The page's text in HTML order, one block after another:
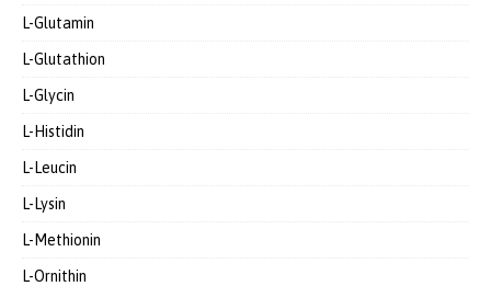
L-Glutamin
L-Glutathion
L-Glycin
L-Histidin
L-Leucin
L-Lysin
L-Methionin
L-Ornithin